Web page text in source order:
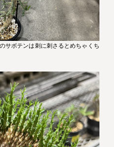
ボテンは刺に刺さるとめちゃくち